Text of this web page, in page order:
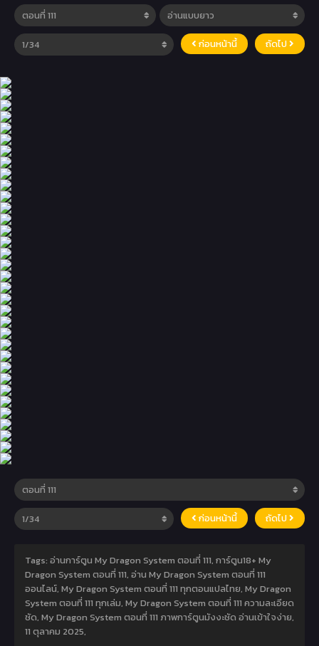
ก่อนหน้านี้ ถัดไป
ก่อนหน้านี้ ถัดไป
Tags: อ่านการ์ตูน My Dragon System ตอนที่ 111, การ์ตูน18+ My
Dragon System ตอนที่ 111, อ่าน My Dragon System ตอนที่ 111
ออนไลน์, My Dragon System ตอนที่ 111 ทุกตอนแปลไทย, My Dragon
System ตอนที่ 111 ทุกเล่ม, My Dragon System ตอนที่ 111 ความละเอียด
ชัด, My Dragon System ตอนที่ 111 ภาพการ์ตูนมังงะชัด อ่านเข้าใจง่าย,
11 ตุลาคม 2025,